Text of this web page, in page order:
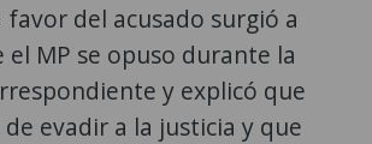
favor del acusado surgió a
el MP se opuso durante la
y explicó que
evadir a la justicia y que